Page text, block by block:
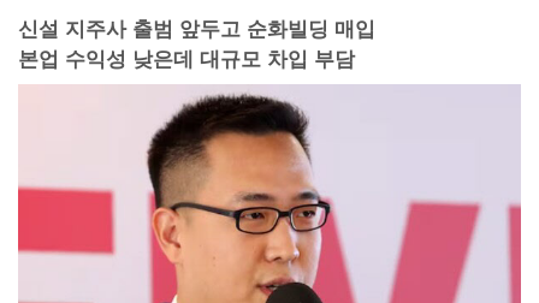
신설 지주사 출범 앞두고 순화빌딩 매입
본업 수익성 낮은데 대규모 차입 부담